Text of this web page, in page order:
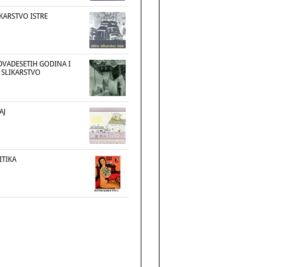
ISTRE
GODINA I
SLIKARSTVO